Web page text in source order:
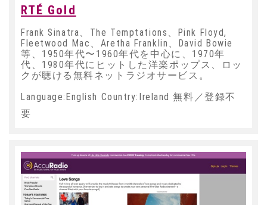
RTÉ Gold
Frank Sinatra、The Temptations、Pink Floyd,
Fleetwood Mac、Aretha Franklin、David Bowie
等、1950年代〜1960年代を中心に、1970年
代、1980年代にヒットした洋楽ポップス、ロッ
クが聴ける無料ネットラジオサービス。
Language:English Country:Ireland 無料／登録不
要